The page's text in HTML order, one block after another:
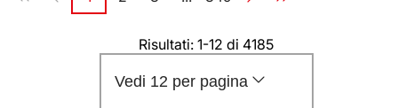
PaginaPaginaPagina Pagina
Risultati: 1-12 di 4185
Vedi 12 per pagina